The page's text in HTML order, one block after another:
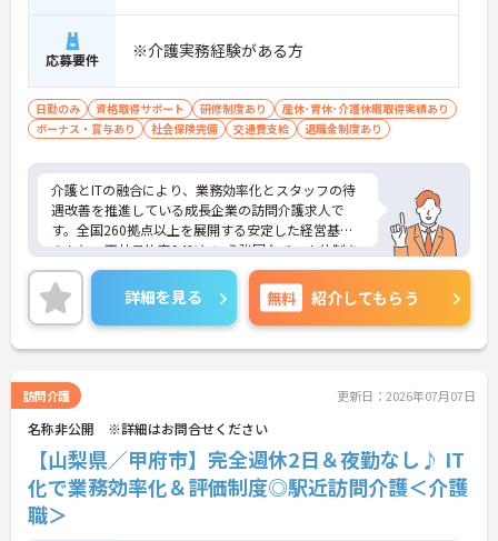
・サービス提供責任者や管理者へのキャリアアップ
も目指せます
【IT化と手厚いフォロー体制により、業務のストレ
スを軽減できます】
・記録票の提出やシフト確認をすべてスマートフォ
ンで行えるため、手書きの書類作成や事業所への移
動の手間が省けケア業務に集中できます
・定期的な面談を通じて上司がフォローする体制が
あり、訪問介護でありながら孤立することなくチー
ムの支援を受けながら業務に取り組めます
応募要件 ※介護実務経験がある方
日勤のみ 資格取得サポート 研修制度あり
産休･育休･介護休暇取得実績あり
ボーナス・賞与あり
社会保険完備 交通費支給 退職金制度あり
介護とITの融合により、業務効率化とスタッフの待
遇改善を推進している成長企業の訪問介護求人で
す。全国260拠点以上を展開する安定した経営基盤
のもと、正社員比率94%という強固なチーム体制を
構築しています。介護福祉士資格手当や年2回の評価
面談など、専門資格と成果が収入に直結する仕組み
が整っています。夜勤なしの完全週休2日制（曜日固
定）を採用し、日々の記録業務はスマートフォンで
完結するため、施設勤務特有の不規則なシフトや煩
定期的な面談で不安を解消できるフォロー体制もあ
り、介護福祉士としてサ責や管理者への着実なキャ
リアアップを目指す有資格者の方に推奨できる環境
です。
★おすすめPOINT★
【夜勤なし・曜日固定の休日で、身体への負担を抑
えた働き方が実現できます】
詳細を見る 無料 紹介してもらう
訪問介護 更新日：2026年07月07日
名称非公開 ※詳細はお問合せください
【山梨県／甲府市】完全週休2日＆夜勤なし♪ IT
化で業務効率化＆評価制度◎駅近訪問介護＜介護
職＞